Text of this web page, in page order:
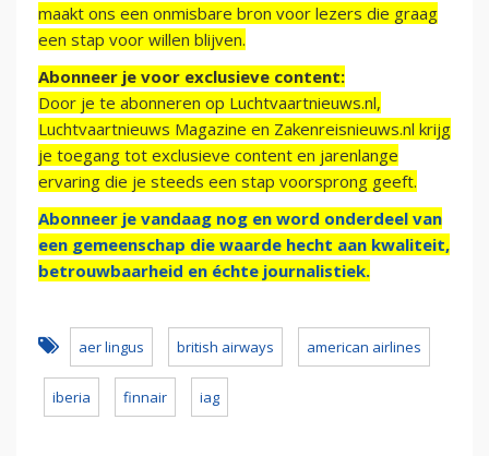
maakt ons een onmisbare bron voor lezers die graag
een stap voor willen blijven.
Abonneer je voor exclusieve content:
Door je te abonneren op Luchtvaartnieuws.nl,
Luchtvaartnieuws Magazine en Zakenreisnieuws.nl krijg
je toegang tot exclusieve content en jarenlange
ervaring die je steeds een stap voorsprong geeft.
Abonneer je vandaag nog en word onderdeel van
een gemeenschap die waarde hecht aan kwaliteit,
betrouwbaarheid en échte journalistiek.
aer lingus british airways american airlines
iberia finnair iag